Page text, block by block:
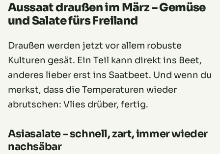
Aussaat draußen im März – Gemüse
und Salate fürs Freiland
Draußen werden jetzt vor allem robuste
Kulturen gesät. Ein Teil kann direkt ins Beet,
anderes lieber erst ins Saatbeet. Und wenn du
merkst, dass die Temperaturen wieder
abrutschen: Vlies drüber, fertig.
Asiasalate – schnell, zart, immer wieder
nachsäbar